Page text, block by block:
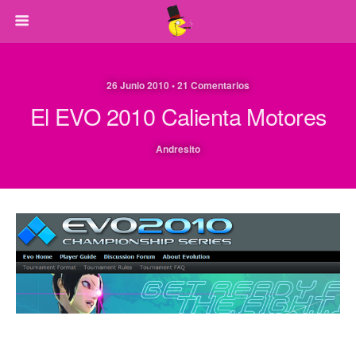
26 Junio 2010 • 21 Comentarios
El EVO 2010 Calienta Motores
Andresito